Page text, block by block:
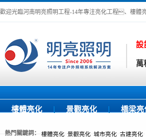
歡迎光臨河南明亮照明工程-14年專注亮化工程、樓體
設
樓體亮化 景觀亮化 橋梁亮
熱門關鍵詞：